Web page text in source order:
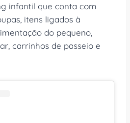
infantil que conta com
itens ligados à
do pequeno,
carrinhos de passeio e